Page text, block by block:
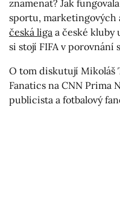
znamenat? Jak
sportu, marketingových
česká liga a české kluby
si stojí FIFA v porovnání
O tom diskutují Mikoláš
Fanatics na CNN Prima
publicista a fotbalový